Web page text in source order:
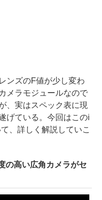
ンズのF値が少し変わ
メラモジュールなので
、実はスペック表に現
げている。今回はこのi
、詳しく解説していこ
の高い広角カメラがセ